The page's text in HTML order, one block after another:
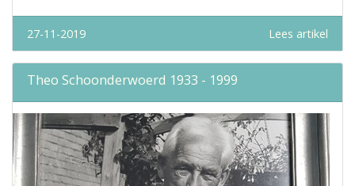
27-11-2019 Lees artikel
Theo Schoonderwoerd 1933 - 1999